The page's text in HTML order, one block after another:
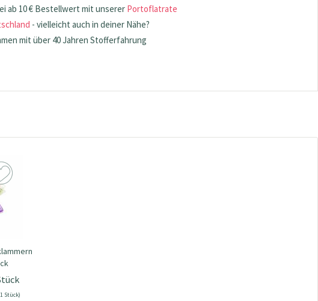
ab 10 € Bestellwert mit unserer Portoflatrate
- vielleicht auch in deiner Nähe?
mit über 40 Jahren Stofferfahrung
Stück)